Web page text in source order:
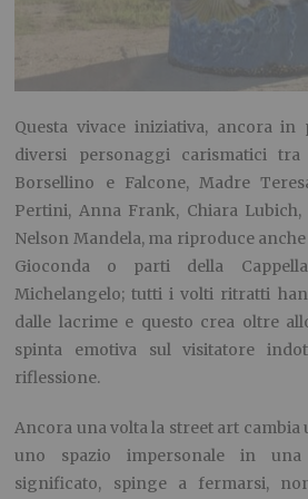
Questa vivace iniziativa, ancora in
diversi personaggi carismatici tra
Borsellino e Falcone, Madre
Pertini, Anna Frank, Chiara
Nelson Mandela, ma riproduce
Gioconda o parti della
Michelangelo; tutti i volti ritratti
dalle lacrime e questo crea oltre
spinta emotiva sul visitatore
riflessione.
Ancora una volta la street art
uno spazio impersonale in
significato, spinge a fermarsi,